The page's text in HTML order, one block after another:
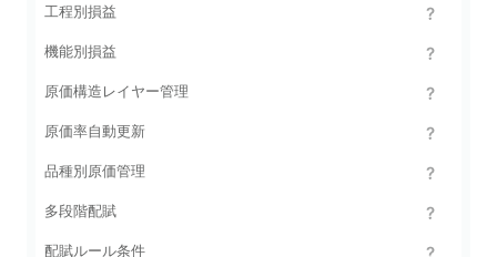
工程別損益
機能別損益
原価構造レイヤー管理
原価率自動更新
品種別原価管理
多段階配賦
配賦ルール条件